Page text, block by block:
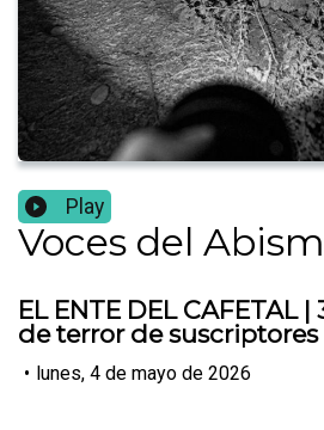
Play
Voces del
EL ENTE DEL CAFETAL
de terror de suscriptores
• lunes, 4 de mayo de 2026